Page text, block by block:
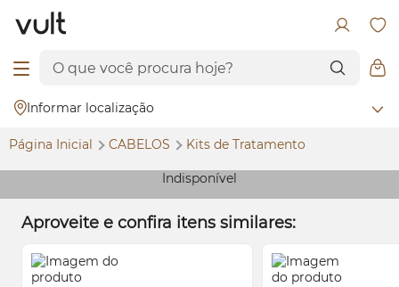
Informar localização
Página Inicial CABELOS Kits de Tratamento
Indisponível
Aproveite e confira itens similares: